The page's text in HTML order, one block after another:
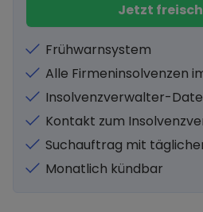
Jetzt
Frühwarnsystem
Alle Firmeninsolvenzen
Insolvenzverwalter-
Kontakt zum
Suchauftrag mit
Monatlich kündbar